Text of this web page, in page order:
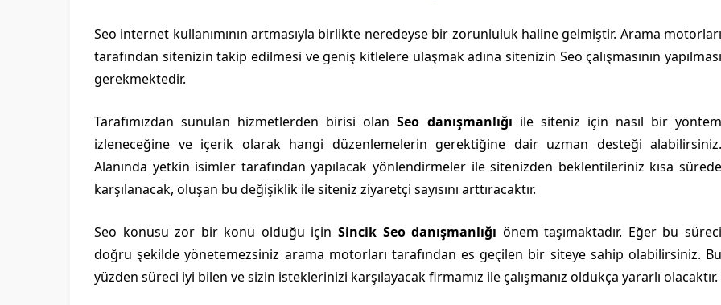
Seo internet kullanımının artmasıyla birlikte neredeyse bir zorunluluk haline gelmiştir. Arama motorları
tarafından sitenizin takip edilmesi ve geniş kitlelere ulaşmak adına sitenizin Seo çalışmasının yapılması
gerekmektedir.
Tarafımızdan sunulan hizmetlerden birisi olanSeo danışmanlığı ile siteniz için nasıl bir yöntem
izleneceğine ve içerik olarak hangi düzenlemelerin gerektiğine dair uzman desteği alabilirsiniz.
Alanında yetkin isimler tarafından yapılacak yönlendirmeler ile sitenizden beklentileriniz kısa sürede
karşılanacak, oluşan bu değişiklik ile siteniz ziyaretçi sayısını arttıracaktır.
Seo konusu zor bir konu olduğu için Sincik Seo danışmanlığı önem taşımaktadır. Eğer bu süreci
doğru şekilde yönetemezsiniz arama motorları tarafından es geçilen bir siteye sahip olabilirsiniz. Bu
yüzden süreci iyi bilen ve sizin isteklerinizi karşılayacak firmamız ile çalışmanız oldukça yararlı olacaktır.